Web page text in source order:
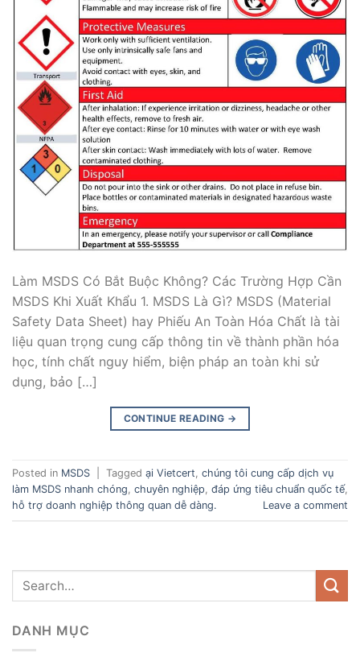
Làm MSDS Có Bắt Buộc Không? Các Trường Hợp Cần
MSDS Khi Xuất Khẩu 1. MSDS Là Gì? MSDS (Material
Safety Data Sheet) hay Phiếu An Toàn Hóa Chất là tài
liệu quan trọng cung cấp thông tin về thành phần hóa
học, tính chất nguy hiểm, biện pháp an toàn khi sử
dụng, bảo […]
CONTINUE READING →
Posted in MSDS Tagged ại Vietcert, chúng tôi cung cấp dịch vụ
làm MSDS nhanh chóng, chuyên nghiệp, đáp ứng tiêu chuẩn quốc tế,
hỗ trợ doanh nghiệp thông quan dễ dàng.
Leave a comment
DANH MỤC